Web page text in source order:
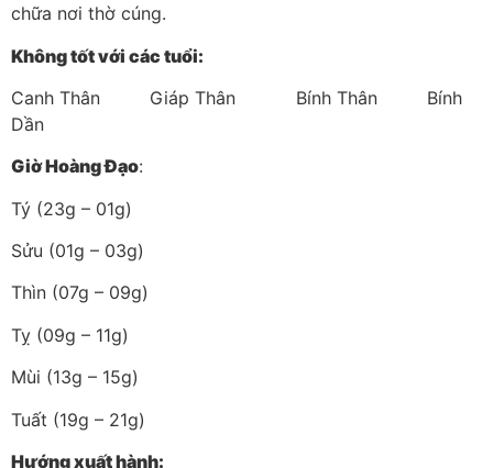
chữa nơi thờ cúng.
Không tốt với các tuổi:
Canh Thân Giáp Thân Bính Thân Bính
Dần
Giờ Hoàng Đạo:
Tý (23g – 01g)
Sửu (01g – 03g)
Thìn (07g – 09g)
Tỵ (09g – 11g)
Mùi (13g – 15g)
Tuất (19g – 21g)
Hướng xuất hành: